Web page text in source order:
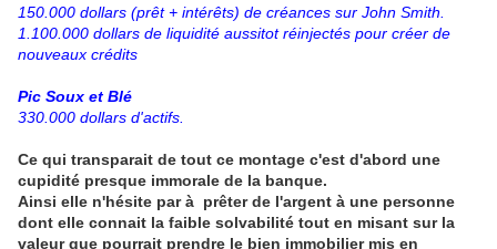
150.000 dollars (prêt + intérêts) de créances sur John Smith.
1.100.000 dollars de liquidité aussitot réinjectés pour créer de
nouveaux crédits
Pic Soux et Blé
330.000 dollars d'actifs.
Ce qui transparait de tout ce montage c'est d'abord une
cupidité presque immorale de la banque.
Ainsi elle n'hésite par à prêter de l'argent à une personne
dont elle connait la faible solvabilité tout en misant sur la
valeur que pourrait prendre le bien immobilier mis en